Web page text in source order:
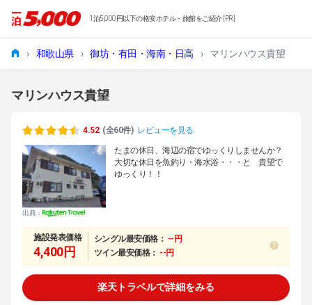
1泊5,000円以下の格安ホテル・旅館をご紹介 [PR]
› 和歌山県 › 御坊・有田・海南・日高 › マリンハウス貴望
マリンハウス貴望
4.52 (全60件) レビューを見る
出典：
たまの休日、海辺の宿でゆっくりしませんか？
大切な休日を魚釣り・海水浴・・・と 貴望で
ゆっくり！！
施設発表価格
4,400円
シングル最安価格： --円
ツイン最安価格： --円
楽天トラベルで詳細をみる